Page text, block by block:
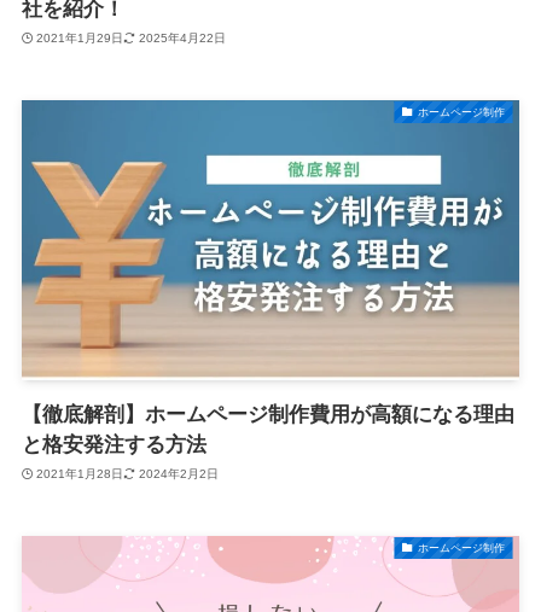
社を紹介！
2021年1月29日 2025年4月22日
ホームページ制作
【徹底解剖】ホームページ制作費用が高額になる理由
と格安発注する方法
2021年1月28日 2024年2月2日
ホームページ制作